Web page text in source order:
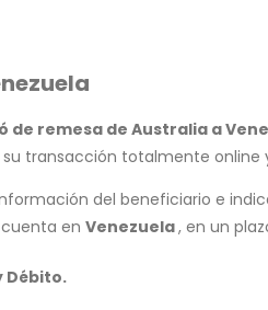
de remesa de Australia a
transacción totalmente
del beneficiario e
en Venezuela, en un
Débito.